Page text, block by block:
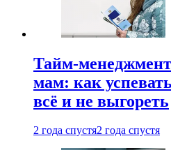
Тайм-
мам: как успевать
всё и не выгореть
2 года спустя2 года спустя